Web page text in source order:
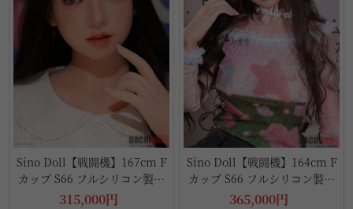
Sino Doll【戦闘機】167cm F
カップ S66 フルシリコン製ラ
ブドール
315,000円
Sino Doll【戦闘機】164cm F
カップ S66 フルシリコン製ラ
ブドール
365,000円